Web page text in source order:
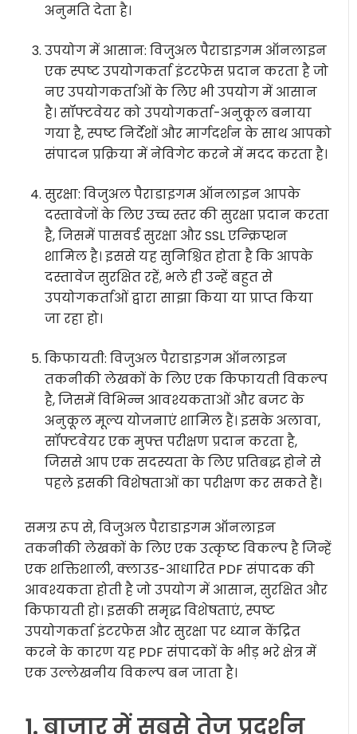
अनुमति देता है।
उपयोग में आसान: विजुअल पैराडाइगम ऑनलाइन
एक स्पष्ट उपयोगकर्ता इंटरफेस प्रदान करता है जो
नए उपयोगकर्ताओं के लिए भी उपयोग में आसान
है। सॉफ्टवेयर को उपयोगकर्ता-अनुकूल बनाया
गया है, स्पष्ट निर्देशों और मार्गदर्शन के साथ आपको
संपादन प्रक्रिया में नेविगेट करने में मदद करता है।
सुरक्षा: विजुअल पैराडाइगम ऑनलाइन आपके
दस्तावेजों के लिए उच्च स्तर की सुरक्षा प्रदान करता
है, जिसमें पासवर्ड सुरक्षा और SSL एन्क्रिप्शन
शामिल है। इससे यह सुनिश्चित होता है कि आपके
दस्तावेज सुरक्षित रहें, भले ही उन्हें बहुत से
उपयोगकर्ताओं द्वारा साझा किया या प्राप्त किया
जा रहा हो।
किफायती: विजुअल पैराडाइगम ऑनलाइन
तकनीकी लेखकों के लिए एक किफायती विकल्प
है, जिसमें विभिन्न आवश्यकताओं और बजट के
अनुकूल मूल्य योजनाएं शामिल हैं। इसके अलावा,
सॉफ्टवेयर एक मुफ्त परीक्षण प्रदान करता है,
जिससे आप एक सदस्यता के लिए प्रतिबद्ध होने से
पहले इसकी विशेषताओं का परीक्षण कर सकते हैं।
समग्र रूप से, विजुअल पैराडाइगम ऑनलाइन
तकनीकी लेखकों के लिए एक उत्कृष्ट विकल्प है जिन्हें
एक शक्तिशाली, क्लाउड-आधारित PDF संपादक की
आवश्यकता होती है जो उपयोग में आसान, सुरक्षित और
किफायती हो। इसकी समृद्ध विशेषताएं, स्पष्ट
उपयोगकर्ता इंटरफेस और सुरक्षा पर ध्यान केंद्रित
करने के कारण यह PDF संपादकों के भीड़ भरे क्षेत्र में
एक उल्लेखनीय विकल्प बन जाता है।
1. बाजार में सबसे तेज प्रदर्शन